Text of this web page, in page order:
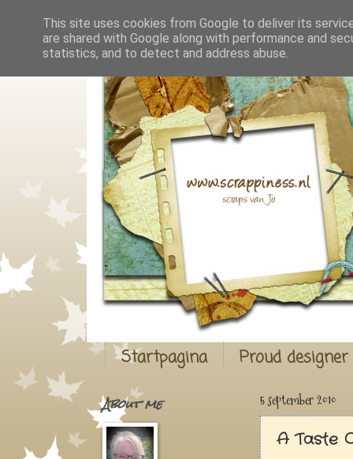
Startpagina Proud
5 september 2010
A Taste
About me
This site uses cookies from Google to deliver its
are shared with Google along with performance and
statistics, and to detect and address abuse.